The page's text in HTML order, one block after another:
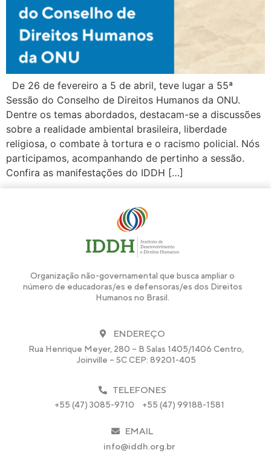
De 26 de fevereiro a 5 de abril, teve lugar a 55ª
Sessão do Conselho de Direitos Humanos da ONU.
Dentre os temas abordados, destacam-se a discussões
sobre a realidade ambiental brasileira, liberdade
religiosa, o combate à tortura e o racismo policial. Nós
participamos, acompanhando de pertinho a sessão.
Confira as manifestações do IDDH […]
Organização não-governamental que busca ampliar o
número de educadoras/es e defensoras/es dos Direitos
Humanos no Brasil.
ENDEREÇO
Rua Henrique Meyer, 280 – B Salas 1405/1406 Centro,
Joinville – SC CEP: 89201-405
TELEFONES
+55 (47) 3085-9710 +55 (47) 99188-1581
EMAIL
info@iddh.org.br